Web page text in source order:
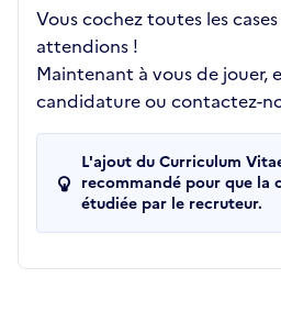
Vous cochez toutes les
attendions !
Maintenant à vous de jouer,
candidature ou contactez-
L'ajout du Curriculum
recommandé pour que la
étudiée par le recruteur.